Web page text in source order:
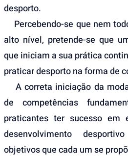
desporto.
Percebendo-se que nem
alto nível, pretende-se que
que iniciam a sua prática
praticar desporto na forma de
A correta iniciação da
de competências
praticantes ter sucesso em
desenvolvimento
objetivos que cada um se